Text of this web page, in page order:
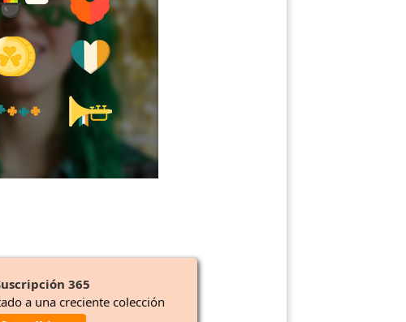
365
a una creciente colección